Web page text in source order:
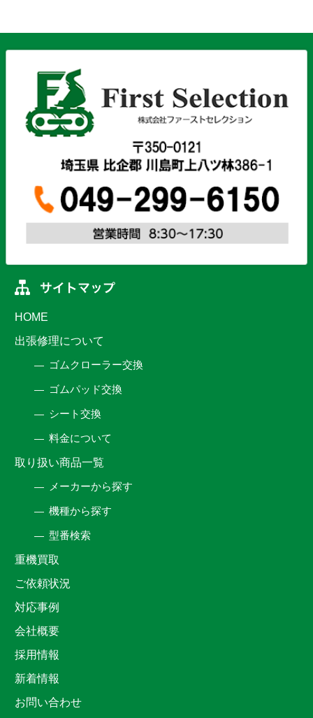
HOME
出張修理について
ゴムクローラー交換
ゴムパッド交換
シート交換
料金について
取り扱い商品一覧
メーカーから探す
機種から探す
型番検索
重機買取
ご依頼状況
対応事例
会社概要
採用情報
新着情報
お問い合わせ